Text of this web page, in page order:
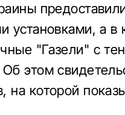
установками, а в
"Газели" с
этом
на которой